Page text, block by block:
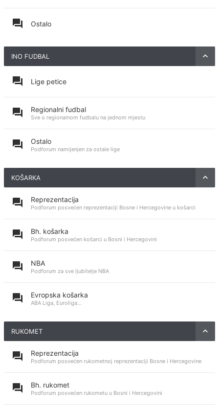
Ostalo
INO FUDBAL
Lige petice
Regionalni fudbal
Sve o regionalnom fudbalu na jednom mjestu
Ostalo
Podforum namijenjen za ostale lige
KOŠARKA
Reprezentacija
Podforum posvećen reprezentaciji Bosne i Hercegovine u košarci
Bh. košarka
Podforum posvećen košarci u Bosni i Hercegovini
NBA
Podforum za sve ljubitelje NBA
Evropska košarka
ABA Liga, Euroliga...
RUKOMET
Reprezentacija
Podforum posvećen rukometnoj reprezentaciji Bosne i Hercegovine
Bh. rukomet
Podforum posvećen rukometu u Bosni i Hercegovini